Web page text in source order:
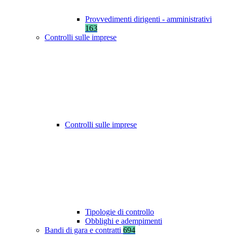
Provvedimenti dirigenti - amministrativi
163
Controlli sulle imprese
Controlli sulle imprese
Tipologie di controllo
Obblighi e adempimenti
Bandi di gara e contratti 694